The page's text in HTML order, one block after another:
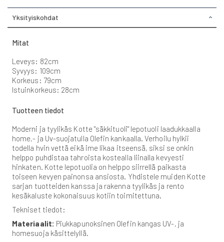
Yksityiskohdat
Mitat
Leveys: 82cm
Syvyys: 109cm
Korkeus: 79cm
Istuinkorkeus: 28cm
Tuotteen tiedot
Moderni ja tyylikäs Kotte "säkkituoli" lepotuoli laadukkaalla
home,- ja Uv-suojatulla Olefin kankaalla. Verhoilu hylkii
todella hvin vettä eikä ime likaa itseensä, siksi se onkin
helppo puhdistaa tahroista kostealla liinalla kevyesti
hinkaten. Kotte lepotuolia on helppo siirrellä paikasta
toiseen kevyen painonsa ansiosta. Yhdistele muiden Kotte
sarjan tuotteiden kanssa ja rakenna tyylikäs ja rento
kesäkaluste kokonaisuus kotiin toimitettuna.
Tekniset tiedot:
Materiaalit: Piukkapunoksinen Olefin kangas UV-, ja
homesuoja käsittelyllä.